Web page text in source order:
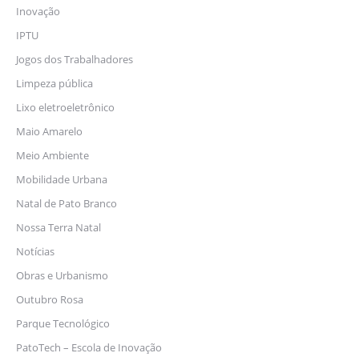
Inovação
IPTU
Jogos dos Trabalhadores
Limpeza pública
Lixo eletroeletrônico
Maio Amarelo
Meio Ambiente
Mobilidade Urbana
Natal de Pato Branco
Nossa Terra Natal
Notícias
Obras e Urbanismo
Outubro Rosa
Parque Tecnológico
PatoTech – Escola de Inovação